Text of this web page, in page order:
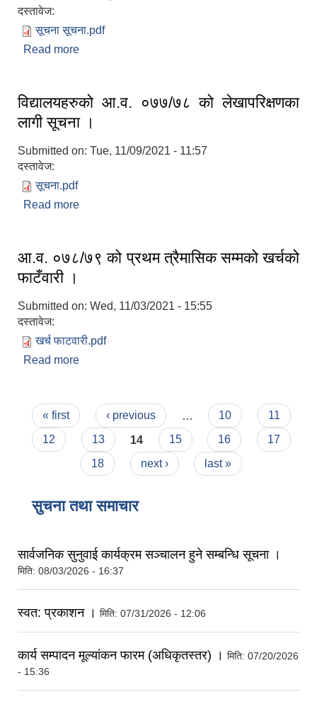
दस्तावेज:
सूचना सूचना.pdf
Read more
विद्यालयहरुको आ.व. ०७७/७८ को लेखापरिक्षणका
लागी सूचना ।
Submitted on: Tue, 11/09/2021 - 11:57
दस्तावेज:
सूचना.pdf
Read more
आ.व. ०७८/७९ को प्रथम त्रैमासिक सम्मको खर्चको
फाटँवारी ।
Submitted on: Wed, 11/03/2021 - 15:55
दस्तावेज:
खर्च फाटवारी.pdf
Read more
Pages
« first ‹ previous 10
11
12
13 14 15 16
17
18
next › last »
सुचना तथा समाचार
सार्वजनिक सुनुवाई कार्यक्रम सञ्चालन हुने सम्बन्धि सूचना ।
मिति: 08/03/2026 - 16:37
स्वत: प्रकाशन । मिति: 07/31/2026 - 12:06
कार्य सम्पादन मूल्यांकन फारम (अधिकृतस्तर) । मिति: 07/20/2026
- 15:36